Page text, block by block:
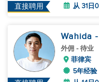
直接聘用
从 31日
Wahida
外佣 - 待业
菲律宾
5年经验